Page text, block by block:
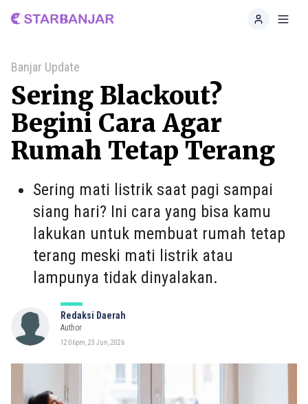
Home
Banjar Update
Sering Blackout?
Begini Cara Agar
Rumah Tetap Terang
Sering mati listrik saat pagi sampai
siang hari? Ini cara yang bisa kamu
lakukan untuk membuat rumah tetap
terang meski mati listrik atau
lampunya tidak dinyalakan.
Redaksi Daerah
Author
12:06pm, 23 Jun, 2026